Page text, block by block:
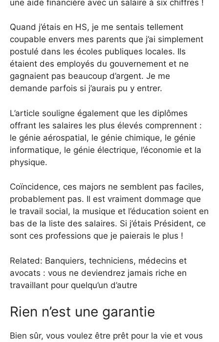
une aide financière avec un salaire à six chiffres !
Quand j’étais en HS, je me sentais tellement
coupable envers mes parents que j’ai simplement
postulé dans les écoles publiques locales. Ils
étaient des employés du gouvernement et ne
gagnaient pas beaucoup d’argent. Je me
demande parfois si j’aurais pu y entrer.
L’article souligne également que les diplômes
offrant les salaires les plus élevés comprennent :
le génie aérospatial, le génie chimique, le génie
informatique, le génie électrique, l’économie et la
physique.
Coïncidence, ces majors ne semblent pas faciles,
probablement pas. Il est vraiment dommage que
le travail social, la musique et l’éducation soient en
bas de la liste des salaires. Si j’étais Président, ce
sont ces professions que je paierais le plus !
Related: Banquiers, techniciens, médecins et
avocats : vous ne deviendrez jamais riche en
travaillant pour quelqu’un d’autre
Rien n’est une garantie
Bien sûr, vous voulez être prêt pour la vie et vous